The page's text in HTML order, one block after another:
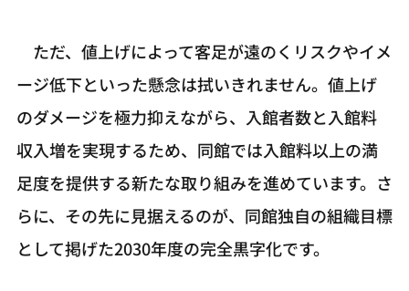
ただ、値上げによって客足が遠のくリスクやイメ
ージ低下といった懸念は拭いきれません。値上げ
のダメージを極力抑えながら、入館者数と入館料
収入増を実現するため、同館では入館料以上の満
足度を提供する新たな取り組みを進めています。さ
らに、その先に見据えるのが、同館独自の組織目標
として掲げた2030年度の完全黒字化です。